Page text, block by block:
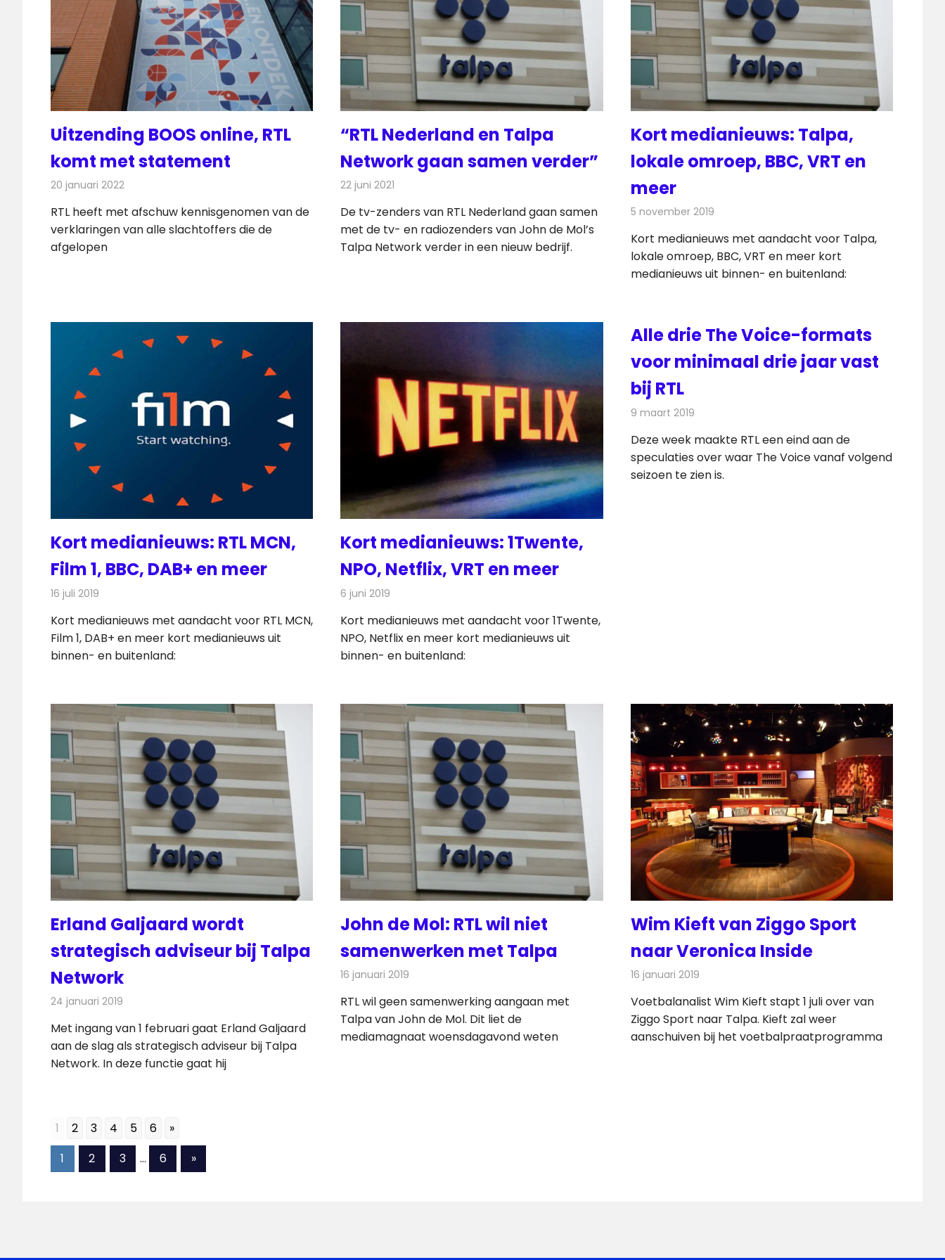
Uitzending BOOS online, RTL
komt met statement
20 januari 2022
RTL heeft met afschuw kennisgenomen van de
verklaringen van alle slachtoffers die de
afgelopen
“RTL Nederland en Talpa
Network gaan samen verder”
22 juni 2021
De tv-zenders van RTL Nederland gaan samen
met de tv- en radiozenders van John de Mol’s
Talpa Network verder in een nieuw bedrijf.
Kort medianieuws: Talpa,
lokale omroep, BBC, VRT en
meer
5 november 2019
Kort medianieuws met aandacht voor Talpa,
lokale omroep, BBC, VRT en meer kort
medianieuws uit binnen- en buitenland:
Kort medianieuws: RTL MCN,
Film 1, BBC, DAB+ en meer
16 juli 2019
Kort medianieuws met aandacht voor RTL MCN,
Film 1, DAB+ en meer kort medianieuws uit
binnen- en buitenland:
Kort medianieuws: 1Twente,
NPO, Netflix, VRT en meer
6 juni 2019
Kort medianieuws met aandacht voor 1Twente,
NPO, Netflix en meer kort medianieuws uit
binnen- en buitenland:
Alle drie The Voice-formats
voor minimaal drie jaar vast
bij RTL
9 maart 2019
Deze week maakte RTL een eind aan de
speculaties over waar The Voice vanaf volgend
seizoen te zien is.
Erland Galjaard wordt
strategisch adviseur bij Talpa
Network
24 januari 2019
Met ingang van 1 februari gaat Erland Galjaard
aan de slag als strategisch adviseur bij Talpa
Network. In deze functie gaat hij
John de Mol: RTL wil niet
samenwerken met Talpa
16 januari 2019
RTL wil geen samenwerking aangaan met
Talpa van John de Mol. Dit liet de
mediamagnaat woensdagavond weten
Wim Kieft van Ziggo Sport
naar Veronica Inside
16 januari 2019
Voetbalanalist Wim Kieft stapt 1 juli over van
Ziggo Sport naar Talpa. Kieft zal weer
aanschuiven bij het voetbalpraatprogramma
1 2 3 4 5 6 »
Berichten
1 2 3 … 6
Volgende
berichten
»